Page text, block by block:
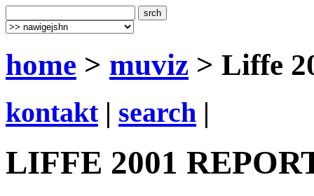
home > muviz > Liffe
kontakt| search |
LIFFE 2001